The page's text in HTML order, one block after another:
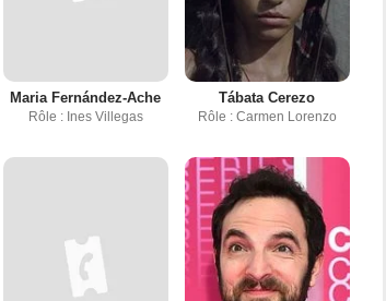
Maria Fernández-Ache
Rôle : Ines Villegas
Tábata Cerezo
Rôle : Carmen Lorenzo